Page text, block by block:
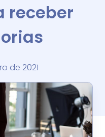
receber
de 2021